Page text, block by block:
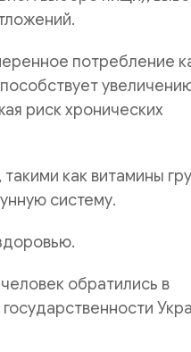
потребление
риск хронических
как витамины
систему.
обратились в